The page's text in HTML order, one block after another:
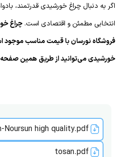
اگر به دنبال چراغ خورشیدی قدرتمند،
انتخابی مطمئن و اقتصادی است.چراغ
فروشگاه نورسان با قیمت مناسب موجود
خورشیدی می‌توانید از طریق همین
Noursun high quality.pdf
tosan.pdf